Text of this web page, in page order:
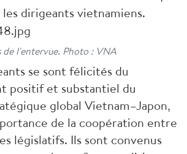
dirigeants vietnamiens.
de l'entervue. Photo : VNA
se sont félicités du
positif et substantiel du
global Vietnam–Japon,
de la coopération entre
législatifs. Ils sont convenus